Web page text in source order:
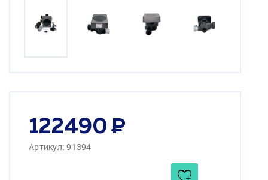
122490
Артикул: 91394